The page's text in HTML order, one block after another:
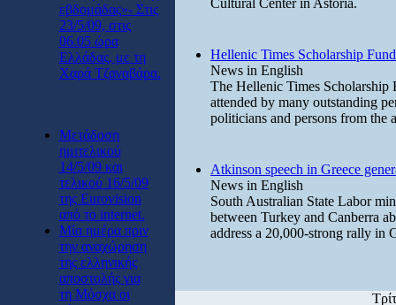
εβδομάδας»- Στις
23/5/09, στις
06.05 ώρα
Ελλάδας, με τη
Χαρά Τζαναβάρα.
Μετάδοση
ημιτελικού
14/5/09 και
τελικού 16/5/09
της Eurovision
από το internet.
Μία ημέρα πριν
την αναχώρηση
της ελληνικής
αποστολής για
τη Μόσχα οι
Cultural Center in Astoria.
Hellenic Times Scholarship
News in English
The Hellenic Times Scholarship
attended by many outstanding
politicians and persons from the
Atkinson speech in Greece
News in English
South Australian State Labor
between Turkey and Canberra
address a 20,000-strong rally in